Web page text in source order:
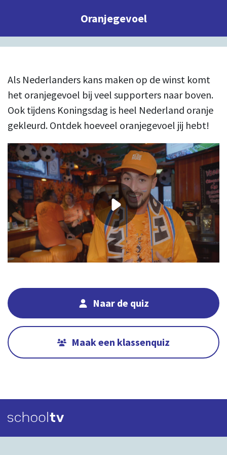
Oranjegevoel
Als Nederlanders kans maken op de winst komt
het oranjegevoel bij veel supporters naar boven.
Ook tijdens Koningsdag is heel Nederland oranje
gekleurd. Ontdek hoeveel oranjegevoel jij hebt!
00:00 14:38
Naar de quiz
Maak een klassenquiz